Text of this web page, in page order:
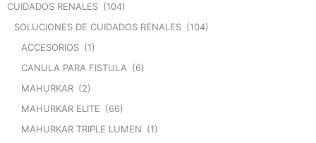
CUIDADOS RENALES (104)
SOLUCIONES DE CUIDADOS RENALES (104)
ACCESORIOS (1)
CANULA PARA FISTULA (6)
MAHURKAR (2)
MAHURKAR ELITE (66)
MAHURKAR TRIPLE LUMEN (1)